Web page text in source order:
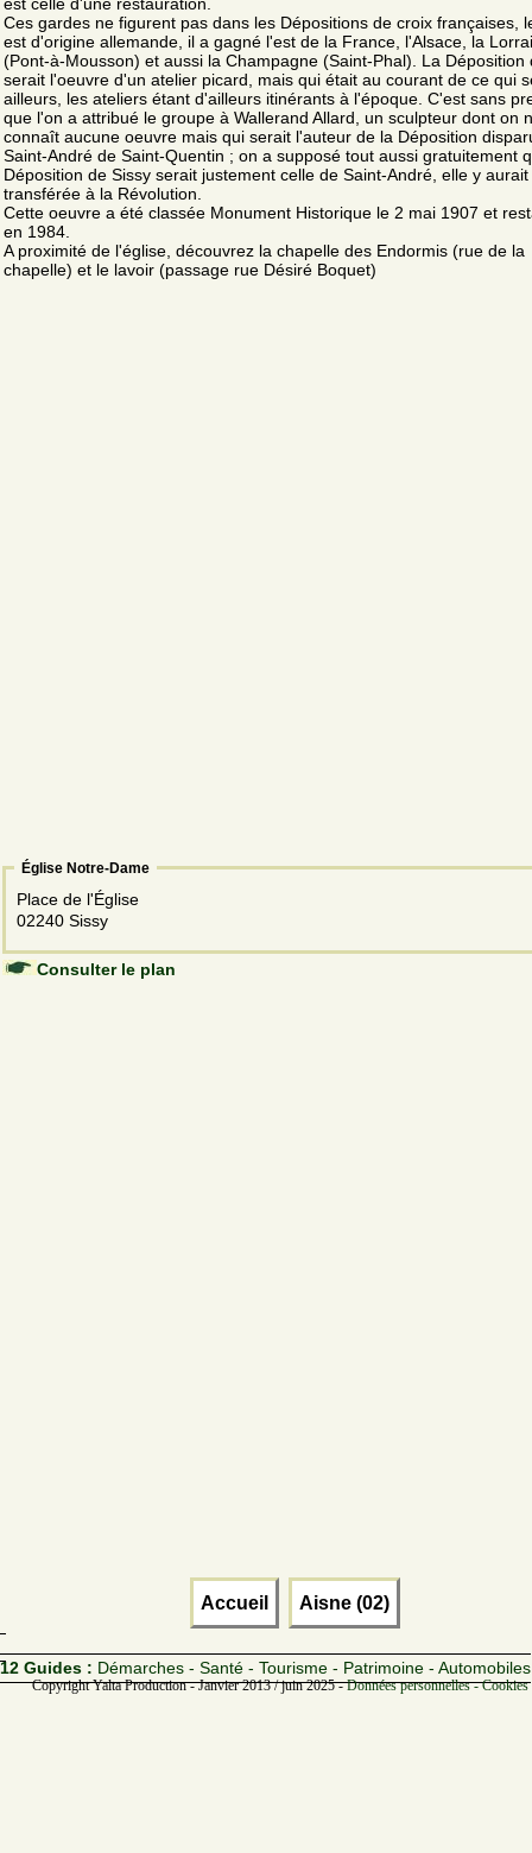
Ces gardes ne figurent pas dans les Dépositions de croix françaises,
est d'origine allemande, il a gagné l'est de la France, l'Alsace, la
(Pont-à-Mousson) et aussi la Champagne (Saint-Phal). La Déposition
serait l'oeuvre d'un atelier picard, mais qui était au courant de ce qui
ailleurs, les ateliers étant d'ailleurs itinérants à l'époque. C'est sans
que l'on a attribué le groupe à Wallerand Allard, un sculpteur dont on
connaît aucune oeuvre mais qui serait l'auteur de la Déposition
Saint-André de Saint-Quentin ; on a supposé tout aussi gratuitement
Déposition de Sissy serait justement celle de Saint-André, elle y
transférée à la Révolution.
Cette oeuvre a été classée Monument Historique le 2 mai 1907 et
en 1984.
A proximité de l'église, découvrez la chapelle des Endormis (rue de la
chapelle) et le lavoir (passage rue Désiré Boquet)
Église Notre-Dame
Place de l'Église
02240 Sissy
Consulter le plan
Accueil Aisne (02)
12 Guides : Démarches - Santé - Tourisme - Patrimoine - Automobiles
Copyright Yalta Production - Janvier 2013 / juin 2025 -Données personnelles -